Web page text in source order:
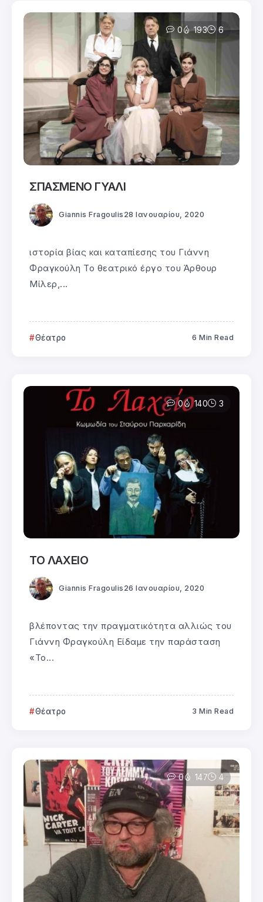
0 193 6
ΣΠΑΣΜΕΝΟ ΓΥΑΛΙ
Giannis Fragoulis 28 Ιανουαρίου, 2020
ιστορία βίας και καταπίεσης του Γιάννη
Φραγκούλη Το θεατρικό έργο του Άρθουρ
Μίλερ,...
Θέατρο 6 Min Read
0 140 3
ΤΟ ΛΑΧΕΙΟ
Giannis Fragoulis 26 Ιανουαρίου, 2020
βλέποντας την πραγματικότητα αλλιώς του
Γιάννη Φραγκούλη Είδαμε την παράσταση
«Το...
Θέατρο 3 Min Read
0 147 4